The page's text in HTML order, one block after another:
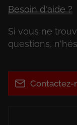
Besoin d'aide ?
Si vous ne
questions,
Contactez-